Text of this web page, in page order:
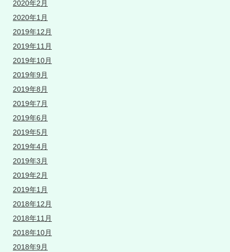
2020年2月
2020年1月
2019年12月
2019年11月
2019年10月
2019年9月
2019年8月
2019年7月
2019年6月
2019年5月
2019年4月
2019年3月
2019年2月
2019年1月
2018年12月
2018年11月
2018年10月
2018年9月